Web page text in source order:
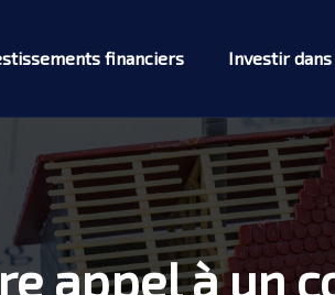
financiers Investir
appel à un